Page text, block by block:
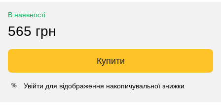
В наявності
565 грн
Купити
% Увійти для відображення накопичувальної знижки